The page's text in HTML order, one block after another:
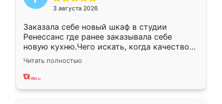
3 августа 2026
Заказала себе новый шкаф в студии
Ренессанс где ранее заказывала себе
новую кухню.Чего искать, когда качеством
вполне довольна. Служит кухня уже почти
два года, нареканий нет.
Читать полностью